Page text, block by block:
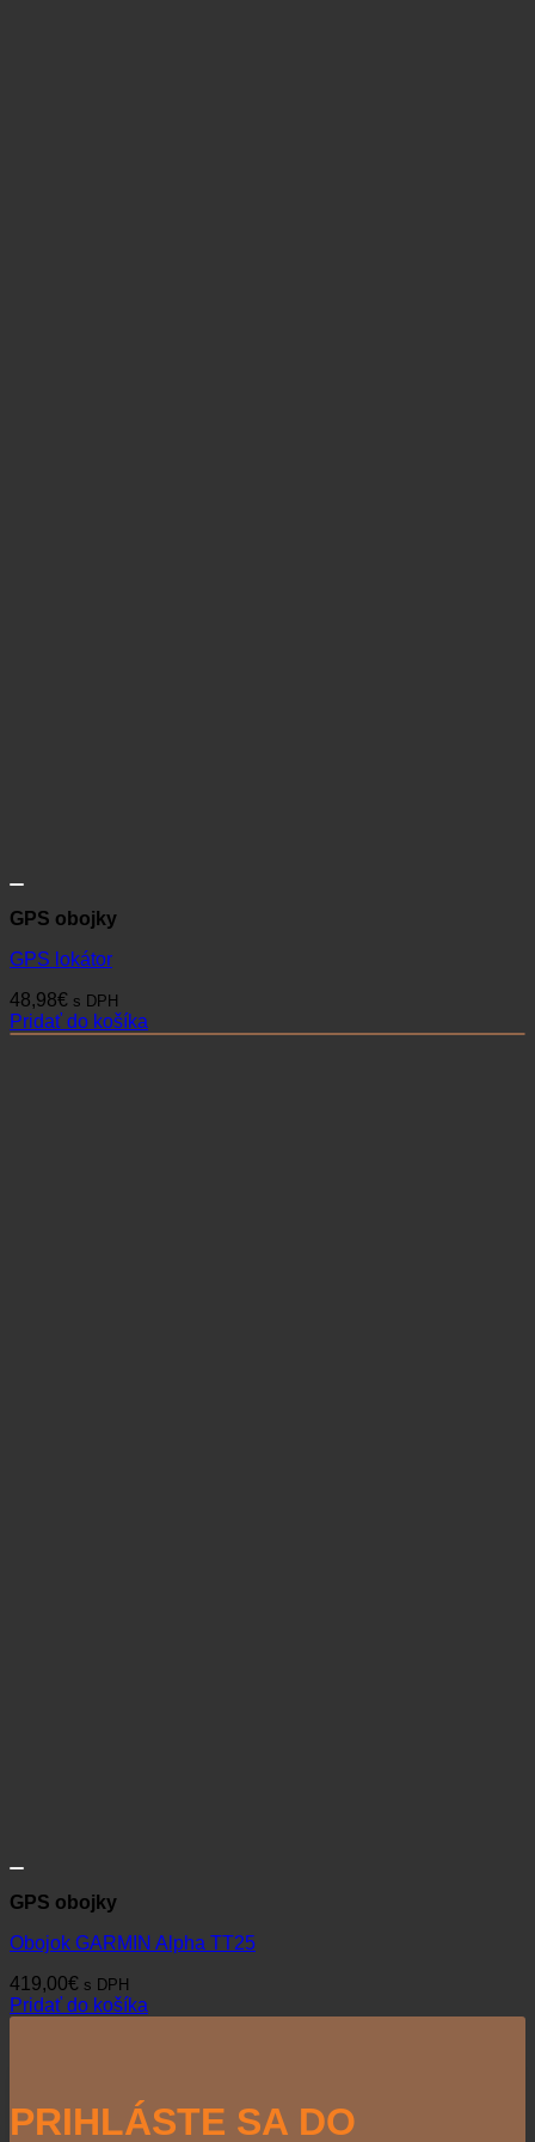
GPS obojky
GPS lokátor
48,98€ s DPH
Pridať do košíka
GPS obojky
Obojok GARMIN Alpha TT25
419,00€ s DPH
Pridať do košíka
PRIHLÁSTE SA DO